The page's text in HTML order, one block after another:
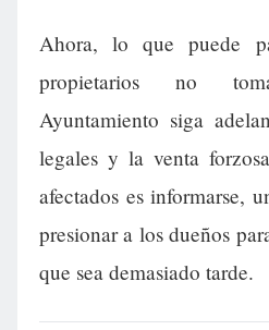
Ahora, lo que puede
propietarios no
Ayuntamiento siga
legales y la venta
afectados es informarse,
presionar a los dueños
que sea demasiado tarde.